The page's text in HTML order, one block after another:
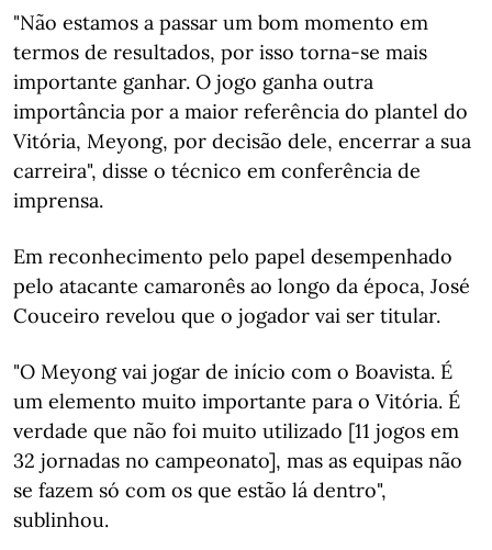
"Não estamos a passar um bom momento em
termos de resultados, por isso torna-se mais
importante ganhar. O jogo ganha outra
importância por a maior referência do plantel do
Vitória, Meyong, por decisão dele, encerrar a sua
carreira", disse o técnico em conferência de
imprensa.
Em reconhecimento pelo papel desempenhado
pelo atacante camaronês ao longo da época, José
Couceiro revelou que o jogador vai ser titular.
"O Meyong vai jogar de início com o Boavista. É
um elemento muito importante para o Vitória. É
verdade que não foi muito utilizado [11 jogos em
32 jornadas no campeonato], mas as equipas não
se fazem só com os que estão lá dentro",
sublinhou.